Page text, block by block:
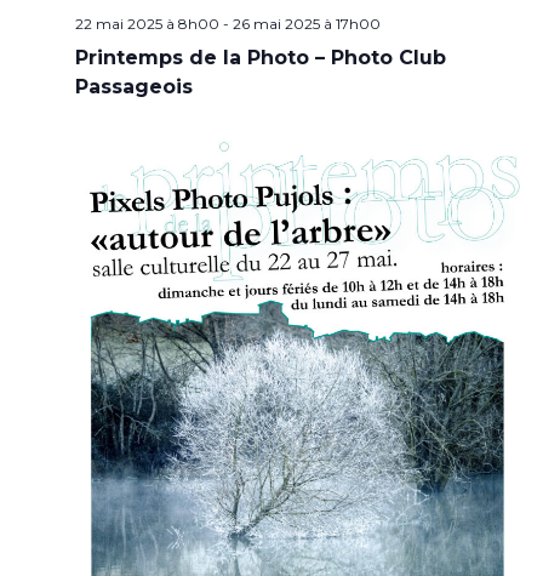
22 mai 2025 à 8h00 - 26 mai 2025 à 17h00
Printemps de la Photo – Photo Club
Passageois